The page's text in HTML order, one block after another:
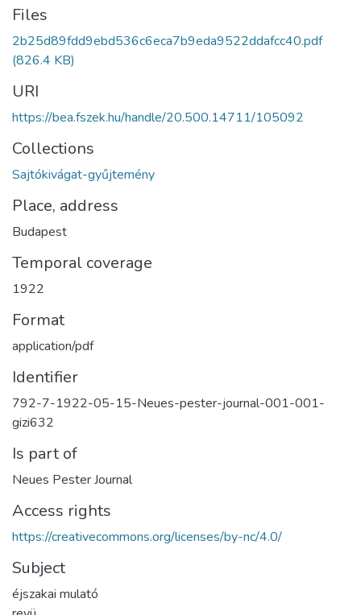
Files
2b25d89fdd9ebd536c6eca7b9eda9522ddafcc40.pdf
(826.4 KB)
URI
https://bea.fszek.hu/handle/20.500.14711/105092
Collections
Sajtókivágat-gyűjtemény
Place, address
Budapest
Temporal coverage
1922
Format
application/pdf
Identifier
792-7-1922-05-15-Neues-pester-journal-001-001-
gizi632
Is part of
Neues Pester Journal
Access rights
https://creativecommons.org/licenses/by-nc/4.0/
Subject
éjszakai mulató